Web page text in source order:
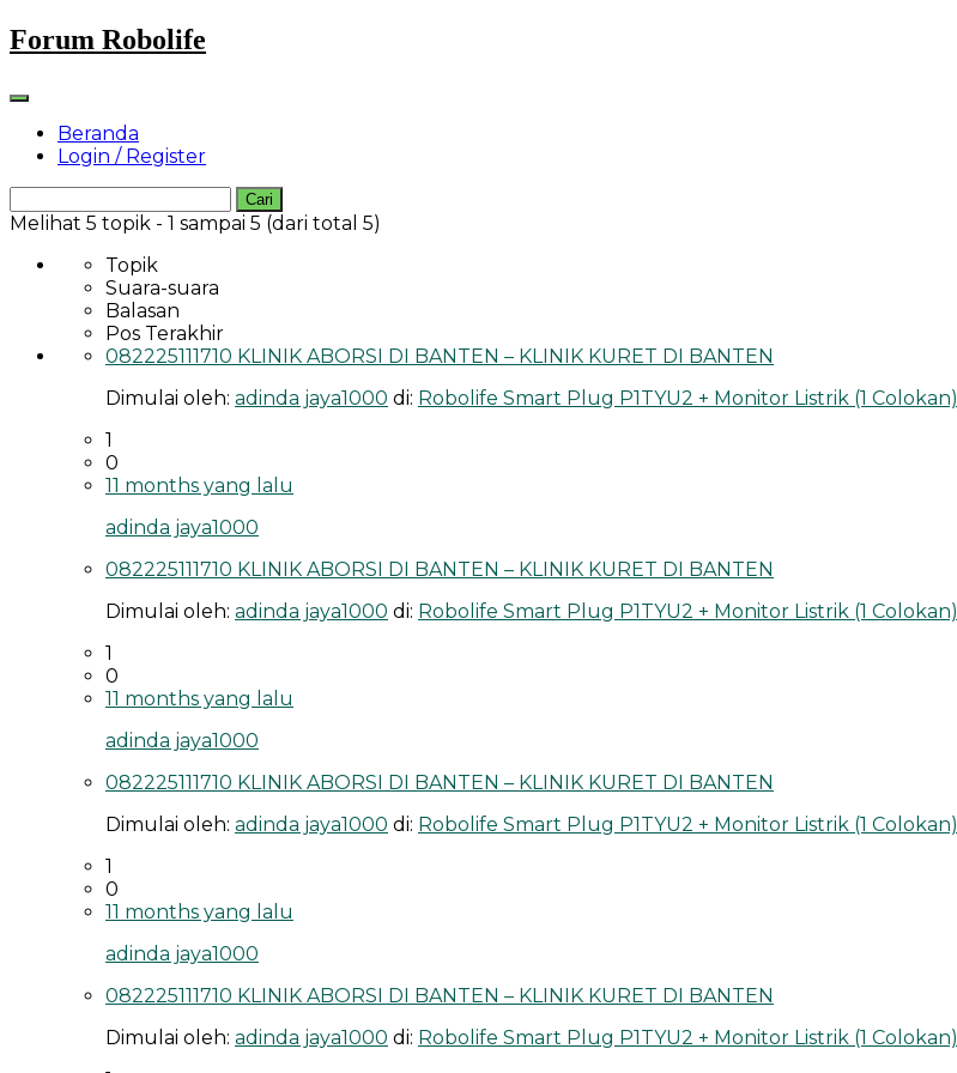
Skip
to
Forum Robolife
Beranda
Login / Register
untuk:
Melihat 5 topik - 1 sampai 5 (dari total 5)
Topik
Suara-suara
Balasan
Pos Terakhir
082225111710 KLINIK ABORSI DI BANTEN – KLINIK KURET DI BANTEN
Dimulai oleh: adinda jaya1000 di: Robolife Smart Plug P1TYU2 + Monitor Listrik (1 Colokan)
1
0
11 months yang lalu
adinda jaya1000
082225111710 KLINIK ABORSI DI BANTEN – KLINIK KURET DI BANTEN
Dimulai oleh: adinda jaya1000 di: Robolife Smart Plug P1TYU2 + Monitor Listrik (1 Colokan)
1
0
11 months yang lalu
adinda jaya1000
082225111710 KLINIK ABORSI DI BANTEN – KLINIK KURET DI BANTEN
Dimulai oleh: adinda jaya1000 di: Robolife Smart Plug P1TYU2 + Monitor Listrik (1 Colokan)
1
0
11 months yang lalu
adinda jaya1000
082225111710 KLINIK ABORSI DI BANTEN – KLINIK KURET DI BANTEN
Dimulai oleh: adinda jaya1000 di: Robolife Smart Plug P1TYU2 + Monitor Listrik (1 Colokan)